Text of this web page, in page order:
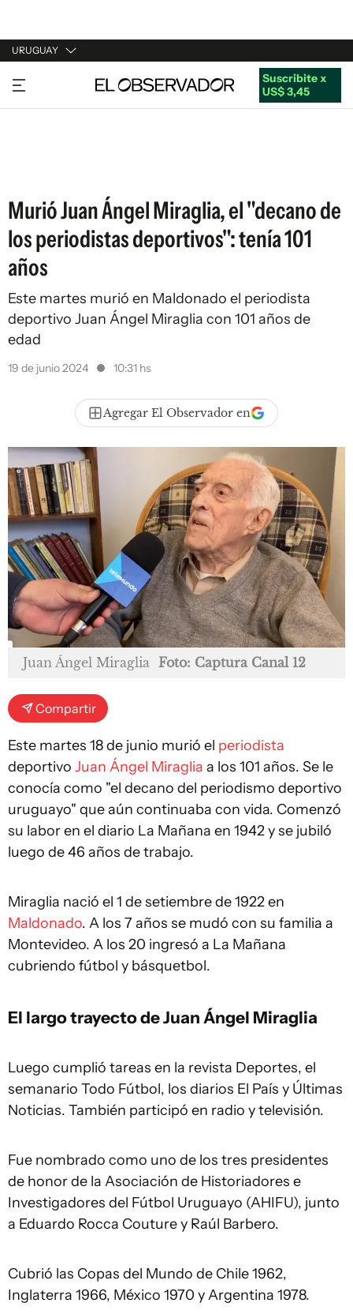
URUGUAY
URUGUAY
ARGENTINA
Suscribite x
US$ 3,45
Murió Juan Ángel Miraglia, el "decano de
los periodistas deportivos": tenía 101
años
Este martes murió en Maldonado el periodista
deportivo Juan Ángel Miraglia con 101 años de
edad
19 de junio 2024 10:31 hs
Agregar El Observador en
Juan Ángel Miraglia Foto: Captura Canal 12
Compartir
Este martes 18 de junio murió el periodista
deportivo Juan Ángel Miraglia a los 101 años. Se le
conocía como "el decano del periodismo deportivo
uruguayo" que aún continuaba con vida. Comenzó
su labor en el diario La Mañana en 1942 y se jubiló
luego de 46 años de trabajo.
Miraglia nació el 1 de setiembre de 1922 en
Maldonado. A los 7 años se mudó con su familia a
Montevideo. A los 20 ingresó a La Mañana
cubriendo fútbol y básquetbol.
El largo trayecto de Juan Ángel Miraglia
Luego cumplió tareas en la revista Deportes, el
semanario Todo Fútbol, los diarios El País y Últimas
Noticias. También participó en radio y televisión.
Fue nombrado como uno de los tres presidentes
de honor de la Asociación de Historiadores e
Investigadores del Fútbol Uruguayo (AHIFU), junto
a Eduardo Rocca Couture y Raúl Barbero.
Cubrió las Copas del Mundo de Chile 1962,
Inglaterra 1966, México 1970 y Argentina 1978.